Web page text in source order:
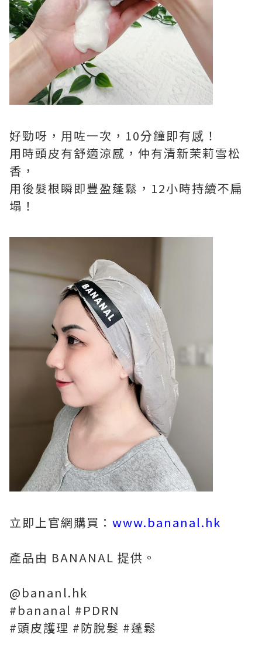
好勁呀，用咗一次，10分鐘即有感！
用時頭皮有舒適涼感，仲有清新茉莉雪松
香，
用後髮根瞬即豐盈蓬鬆，12小時持續不扁
塌！
立即上官網購買： www.bananal.hk
產品由 BANANAL 提供。
@bananl.hk
#bananal #PDRN
#頭皮護理 #防脫髮 #蓬鬆